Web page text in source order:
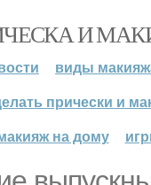
И
виды
прически и
на дому